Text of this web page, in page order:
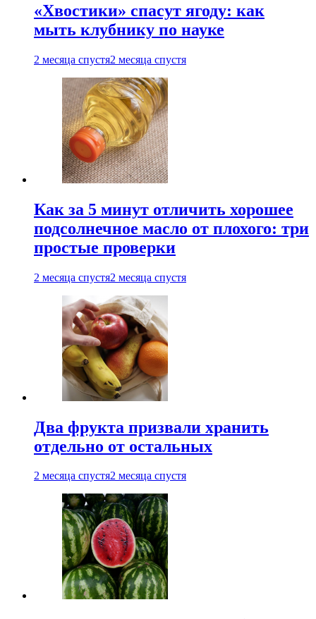
«Хвостики» спасут ягоду: как
мыть клубнику по науке
2 месяца спустя2 месяца спустя
Как за 5 минут отличить хорошее
подсолнечное масло от плохого: три
простые проверки
2 месяца спустя2 месяца спустя
Два фрукта призвали хранить
отдельно от остальных
2 месяца спустя2 месяца спустя